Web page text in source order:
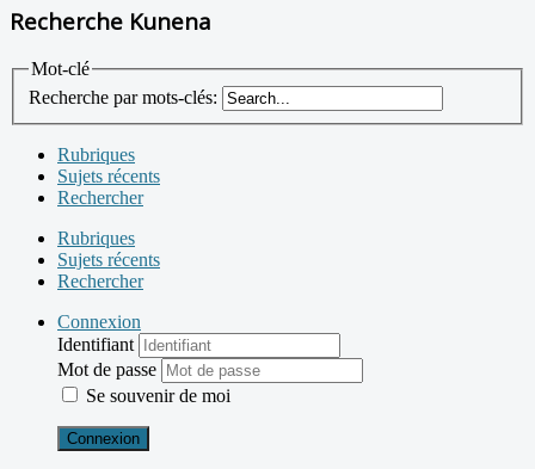
Recherche Kunena
Mot-clé
Recherche par mots-clés:
Rubriques
Sujets récents
Rechercher
Rubriques
Sujets récents
Rechercher
Connexion
Identifiant
Mot de passe
Se souvenir de moi
Connexion